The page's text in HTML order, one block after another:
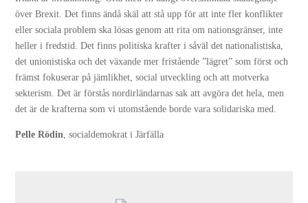
över Brexit. Det finns ändå skäl att stå upp för att inte fler konflikter
eller sociala problem ska lösas genom att rita om nationsgränser, inte
heller i fredstid. Det finns politiska krafter i såväl det nationalistiska,
det unionistiska och det växande mer fristående ”lägret” som först och
främst fokuserar på jämlikhet, social utveckling och att motverka
sekterism. Det är förstås nordirländarnas sak att avgöra det hela, men
det är de krafterna som vi utomstående borde vara solidariska med.
Pelle Rödin, socialdemokrat i Järfälla